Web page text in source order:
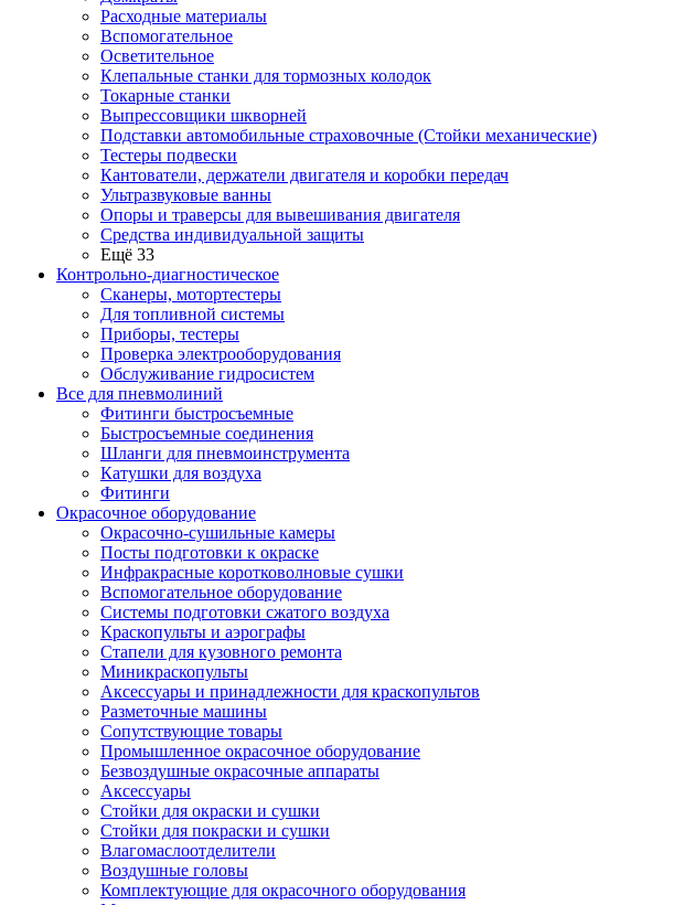
Расходные материалы
Вспомогательное
Осветительное
Клепальные станки для тормозных колодок
Токарные станки
Выпрессовщики шкворней
Подставки автомобильные страховочные (Стойки механические)
Тестеры подвески
Кантователи, держатели двигателя и коробки передач
Ультразвуковые ванны
Опоры и траверсы для вывешивания двигателя
Средства индивидуальной защиты
Ещё 33
Контрольно-диагностическое
Сканеры, мотортестеры
Для топливной системы
Приборы, тестеры
Проверка электрооборудования
Обслуживание гидросистем
Все для пневмолиний
Фитинги быстросъемные
Быстросъемные соединения
Шланги для пневмоинструмента
Катушки для воздуха
Фитинги
Окрасочное оборудование
Окрасочно-сушильные камеры
Посты подготовки к окраске
Инфракрасные коротковолновые сушки
Вспомогательное оборудование
Системы подготовки сжатого воздуха
Краскопульты и аэрографы
Стапели для кузовного ремонта
Миникраскопульты
Аксессуары и принадлежности для краскопультов
Разметочные машины
Сопутствующие товары
Промышленное окрасочное оборудование
Безвоздушные окрасочные аппараты
Аксессуары
Стойки для окраски и сушки
Стойки для покраски и сушки
Влагомаслоотделители
Воздушные головы
Комплектующие для окрасочного оборудования